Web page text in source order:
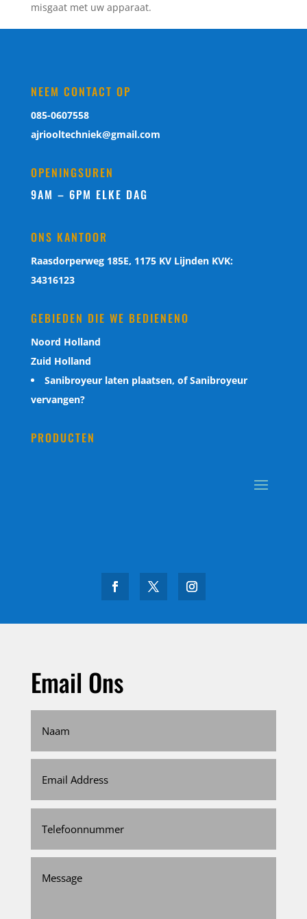
misgaat met uw apparaat.
NEEM CONTACT OP
085-0607558
ajriooltechniek@gmail.com
OPENINGSUREN
9AM – 6PM ELKE DAG
ONS KANTOOR
Raasdorperweg 185E, 1175 KV Lijnden KVK:
34316123
GEBIEDEN DIE WE BEDIENENO
Noord Holland
Zuid Holland
Sanibroyeur laten plaatsen, of Sanibroyeur
vervangen?
PRODUCTEN
Email Ons